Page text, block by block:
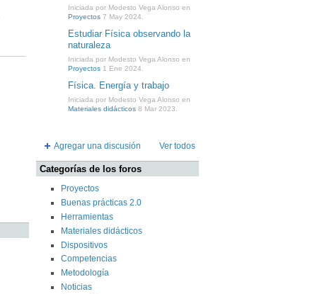
Iniciada por Modesto Vega Alonso en
Proyectos 7 May 2024.
Estudiar Física observando la
naturaleza
Iniciada por Modesto Vega Alonso en
Proyectos 1 Ene 2024.
Física. Energía y trabajo
Iniciada por Modesto Vega Alonso en
Materiales didácticos 8 Mar 2023.
Agregar una discusión Ver todos
Categorías de los foros
Proyectos
Buenas prácticas 2.0
Herramientas
Materiales didácticos
Dispositivos
Competencias
Metodología
Noticias